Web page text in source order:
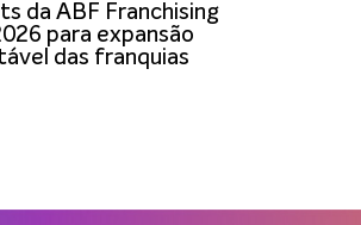
da ABF Franchising
para expansão
das franquias